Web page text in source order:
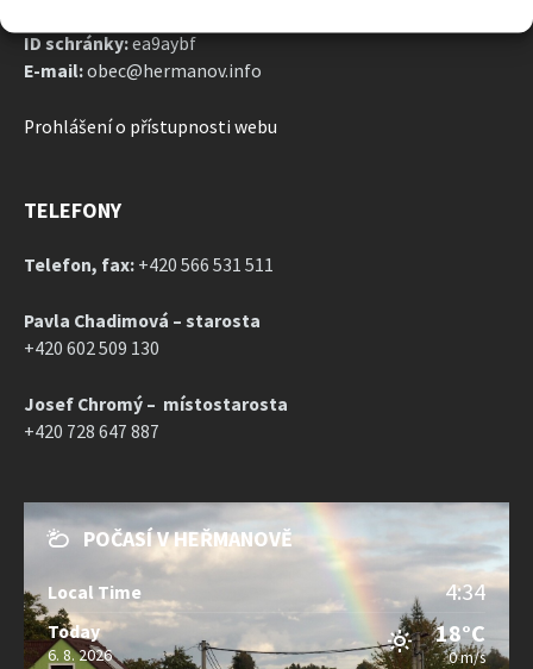
ID schránky:ea9aybf
E-mail:obec@hermanov.info
Prohlášení o přístupnosti webu
TELEFONY
Telefon, fax: +420 566 531 511
Pavla Chadimová – starosta
+420 602 509 130
Josef Chromý – místostarosta
+420 728 647 887
POČASÍ V HEŘMANOVĚ
Local Time 4:34
Today
6. 8. 2026
18°C
0 m/s